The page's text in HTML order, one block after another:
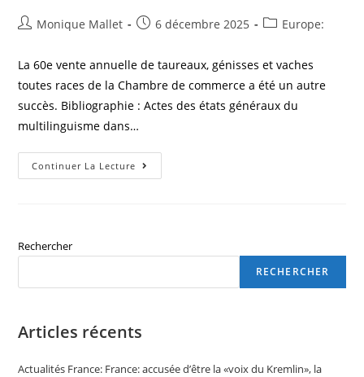
Auteur/autrice
publication :
Monique Mallet
Post6 décembre 2025
PostEurope:
La 60e vente annuelle de taureaux, génisses et vaches
toutes races de la Chambre de commerce a été un autre
succès. Bibliographie : Actes des états généraux du
multilinguisme dans…
Continuer La Lecture France:
Élevage
Qualifiées
Rechercher
RECHERCHER
Articles récents
Actualités France: France: accusée d’être la «voix du Kremlin», la